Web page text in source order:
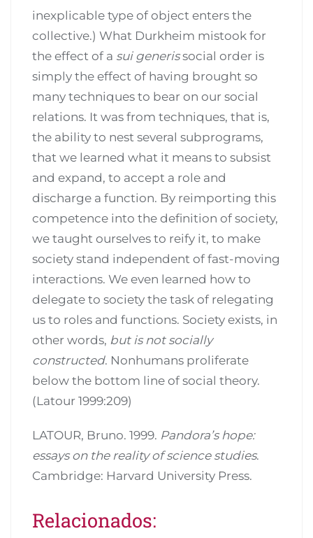
inexplicable type of object enters the
collective.) What Durkheim mistook for
the effect of a sui generissocial order is
simply the effect of having brought so
many techniques to bear on our social
relations. It was from techniques, that is,
the ability to nest several subprograms,
that we learned what it means to subsist
and expand, to accept a role and
discharge a function. By reimporting this
competence into the definition of society,
we taught ourselves to reify it, to make
society stand independent of fast-moving
interactions. We even learned how to
delegate to society the task of relegating
us to roles and functions. Society exists, in
other words, but is not socially
constructed. Nonhumans proliferate
below the bottom line of social theory.
(Latour 1999:209)
LATOUR, Bruno. 1999. Pandora’s hope:
essays on the reality of science studies.
Cambridge: Harvard University Press.
Relacionados: